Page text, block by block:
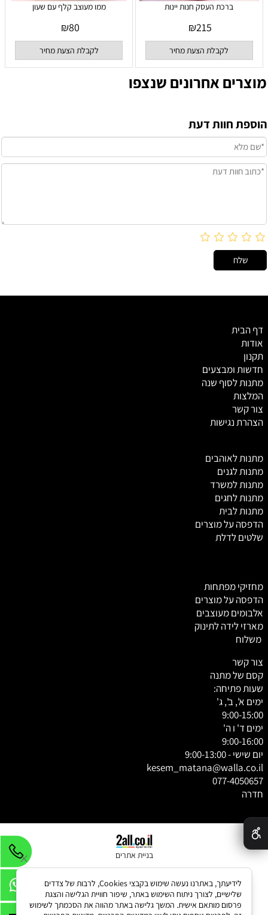
ברכת העסק חנות יינות
₪215
לקבלת הצעת מחיר
ממו מעוצב קלף עם שעון
₪80
לקבלת הצעת מחיר
מוצרים אחרונים שנצפו
הוספת חוות דעת
דף הבית
אודות
תקנון
חדשות ומבצעים
מתנות לסוף שנה
המלצות
צור קשר
הצהרת נגישות
מתנות לאוהבים
מתנות לגנים
מתנות למשרד
מתנות לחגים
מתנות לבית
הדפסה על מוצרים
שלטים לדלת
מחזיקי מפתחות
הדפסה על מוצרים
אלבומים מעוצבים
מארזי לידה לתינוק
משלוח
צור קשר
קסם של מתנה
שעות פתיחה:
ימים א', ב', ג'
9:00-15:00
ימים ד' ו ה'
9:00-16:00
יום שישי - 9:00-13:00
kesem_matana@walla.co.il
077-4050657
חדרה
בניית אתרים
לידיעתך, באתרנו נעשה שימוש בקבצי Cookies, לרבות של צדדים
שלישיים, לצורך ניתוח השימוש באתר, שיפור חוויית הגלישה והצגת
פרסום מותאם אישית. המשך גלישה באתר מהווה את הסכמתך לשימוש